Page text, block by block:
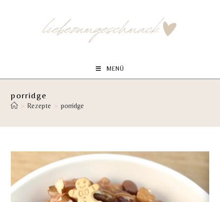
MENÜ
porridge
> Rezepte > porridge